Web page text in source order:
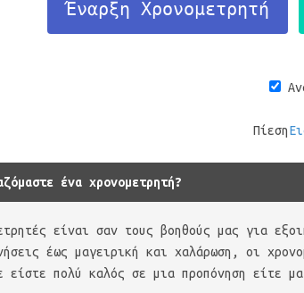
Έναρξη Χρονομετρητή
Πίεση
ένα χρονομετρητή?
είναι σαν τους βοηθούς μας για
έως μαγειρική και χαλάρωση, οι
είστε πολύ καλός σε μια προπόνηση είτε